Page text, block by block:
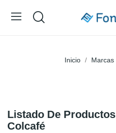
Inicio Marcas
Listado De
Colcafé